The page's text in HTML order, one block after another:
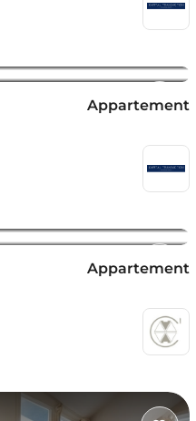
Appartement
Appartement